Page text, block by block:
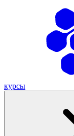
курсы